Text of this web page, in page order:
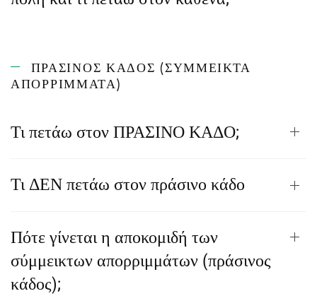
ΠΡΑΣΙΝΟΣ ΚΑΔΟΣ (ΣΎΜΜΕΙΚΤΑ
ΑΠΟΡΡΊΜΜΑΤΑ)
Τι πετάω στον ΠΡΑΣΙΝΟ ΚΑΔΟ;
Τι ΔΕΝ πετάω στον πράσινο κάδο
Πότε γίνεται η αποκομιδή των
σύμμεικτων απορριμμάτων (πράσινος
κάδος);